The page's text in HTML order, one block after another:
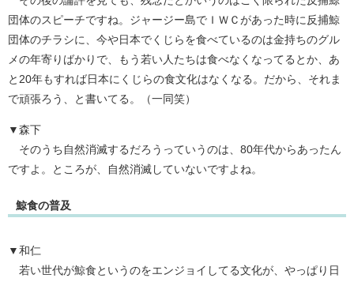
団体のスピーチですね。ジャージー島でＩＷＣがあった時に反捕鯨
団体のチラシに、今や日本でくじらを食べているのは金持ちのグル
メの年寄りばかりで、もう若い人たちは食べなくなってるとか、あ
と20年もすれば日本にくじらの食文化はなくなる。だから、それま
で頑張ろう、と書いてる。（一同笑）
▼森下
そのうち自然消滅するだろうっていうのは、80年代からあったん
ですよ。ところが、自然消滅していないですよね。
鯨食の普及
▼和仁
若い世代が鯨食というのをエンジョイしてる文化が、やっぱり日